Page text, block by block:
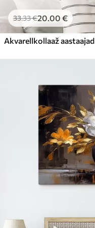
33.33€20.00 €
Akvarellkollaaž aastaajad